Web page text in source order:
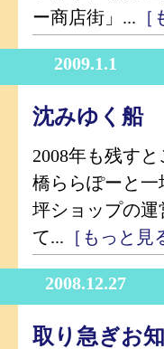
ー商店街」...
2009.1.1
沈みゆく船
2008年も残す
橋ららぽーと
坪ショップの
て... ［もっと見
2008.12.27
取り急ぎお